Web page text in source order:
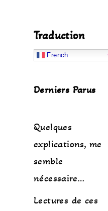
Traduction
French
Derniers Parus
Quelques
explications, me
semble
nécessaire…
Lectures de ces